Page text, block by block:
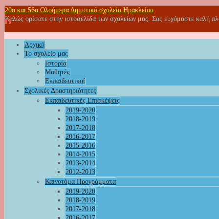
20o και 56ο Ολοήμερα Δημοτικά σχολεία Ηρακλείου
Καλώς ορίσατε στην ιστοσελίδα των σχολείων μας. Σας ευχόμαστε καλή
Αρχική
Το σχολείο μας
Ιστορία
Μαθητές
Εκπαιδευτικοί
Σχολικές Δραστηριότητες
Εκπαιδευτικές Επισκέψεις
2019-2020
2018-2019
2017-2018
2016-2017
2015-2016
2014-2015
2013-2014
2012-2013
Καινοτόμα Προγράμματα
2019-2020
2018-2019
2017-2018